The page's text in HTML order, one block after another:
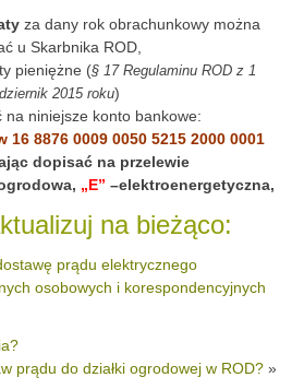
za dany rok obrachunkowy można
u Skarbnika ROD,
pieniężne (§ 17 Regulaminu ROD z 1
2015 roku)
na niniejsze konto bankowe:
16 8876 0009 0050 5215 2000 0001
dopisać na przelewie
„E” –elektroenergetyczna,
na bieżąco:
prądu elektrycznego
osobowych i korespondencyjnych
prądu do działki ogrodowej w ROD?»